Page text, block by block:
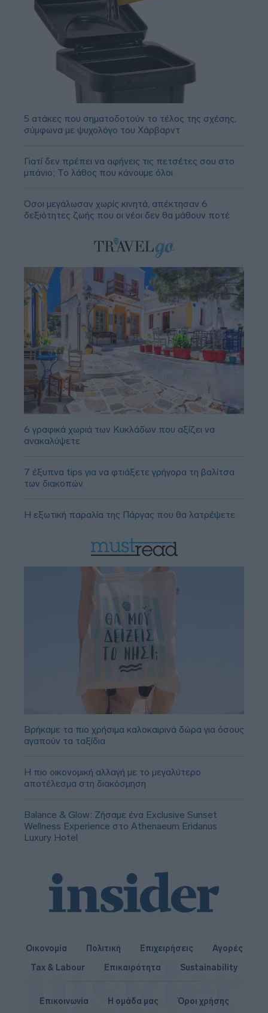
5 ατάκες που σηματοδοτούν το τέλος της σχέσης,
σύμφωνα με ψυχολόγο του Χάρβαρντ
Γιατί δεν πρέπει να αφήνεις τις πετσέτες σου στο
μπάνιο; Το λάθος που κάνουμε όλοι
Όσοι μεγάλωσαν χωρίς κινητά, απέκτησαν 6
δεξιότητες ζωής που οι νέοι δεν θα μάθουν ποτέ
6 γραφικά χωριά των Κυκλάδων που αξίζει να
ανακαλύψετε
7 έξυπνα tips για να φτιάξετε γρήγορα τη βαλίτσα
των διακοπών
Η εξωτική παραλία της Πάργας που θα λατρέψετε
Βρήκαμε τα πιο χρήσιμα καλοκαιρινά δώρα για όσους
αγαπούν τα ταξίδια
Η πιο οικονομική αλλαγή με το μεγαλύτερο
αποτέλεσμα στη διακόσμηση
Balance & Glow: Ζήσαμε ένα Exclusive Sunset
Wellness Experience στο Athenaeum Eridanus
Luxury Hotel
Οικονομία Πολιτική Επιχειρήσεις
Αγορές
Tax & Labour
Επικαιρότητα Sustainability
Επικοινωνία Η ομάδα μας Όροι χρήσης